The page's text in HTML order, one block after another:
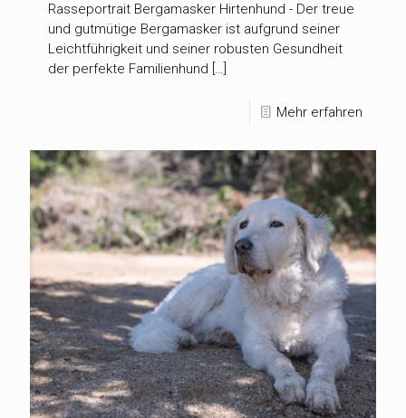
Rasseportrait Bergamasker Hirtenhund - Der treue
und gutmütige Bergamasker ist aufgrund seiner
Leichtführigkeit und seiner robusten Gesundheit
der perfekte Familienhund […]
Mehr erfahren